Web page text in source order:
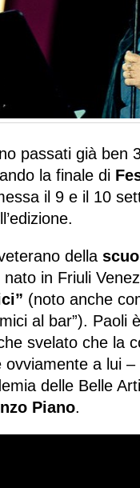
passati già ben
la finale di
il 9 e il 10
della
in Friuli
(noto anche
al bar”). Paoli
svelato che la
a lui
delle Belle
Piano.